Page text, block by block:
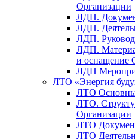
Организации
ЛДП.
ЛДП.
ЛДП.
ЛДП.
и оснащение
ЛДП
ЛТО «Энергия
ЛТО
ЛТО.
Организации
ЛТО
ЛТО